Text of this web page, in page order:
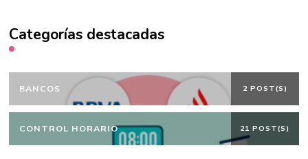
Categorías destacadas
BANCOS 2 POST(S)
CONTROL HORARIO 21 POST(S)